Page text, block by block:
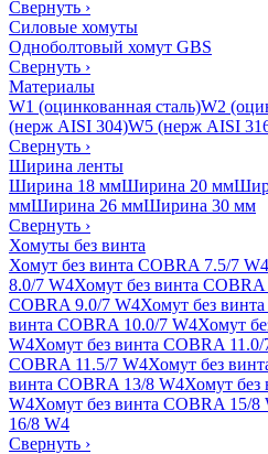
Свернуть ›
Силовые хомуты
Одноболтовый хомут GBS
Свернуть ›
Материалы
W1 (оцинкованная сталь)W2
(нерж AISI 304)W5 (нерж AISI
Свернуть ›
Ширина ленты
Ширина 18 ммШирина 20 мм
ммШирина 26 ммШирина 30 мм
Свернуть ›
Хомуты без винта
Хомут без винта COBRA 7.5/7 W4
8.0/7 W4Хомут без винта
COBRA 9.0/7 W4Хомут без
винта COBRA 10.0/7 W4Хомут
W4Хомут без винта COBRA 11.0/
COBRA 11.5/7 W4Хомут без
винта COBRA 13/8 W4Хомут без
W4Хомут без винта COBRA 15/8
16/8 W4
Свернуть ›